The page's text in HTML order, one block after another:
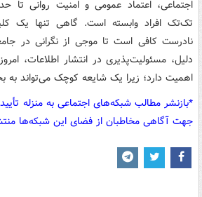
اجتماعی، اعتماد عمومی و امنیت روانی تا
تک‌تک افراد وابسته است. گاهی تنها یک
نادرست کافی است تا موجی از نگرانی در
دلیل، مسئولیت‌پذیری در انتشار اطلاعات،
اهمیت دارد؛ زیرا یک شایعه کوچک می‌تواند به
*بازنشر مطالب شبکه‌های اجتماعی به منزله
جهت آگاهی مخاطبان از فضای این شبکه‌ها